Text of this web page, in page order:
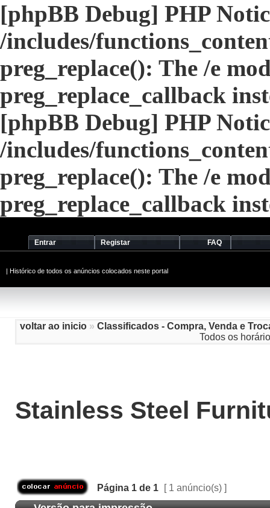
[phpBB Debug] PHP
/includes/
preg_replace(): The /e
preg_replace_callback
[phpBB Debug] PHP
/includes/
preg_replace(): The /e
preg_replace_callback
Entrar Registar FAQ
| Histórico de todos os anúncios colocados neste portal
voltar ao inicio » Classificados - Compra, Venda e
Todos os
Stainless Steel
Página 1 de 1 [ 1 anúncio(s) ]